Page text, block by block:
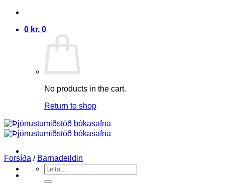
Skip
content
0 kr. 0
No products in the cart.
Return to shop
Search
for:
Forsíða / Barnadeildin